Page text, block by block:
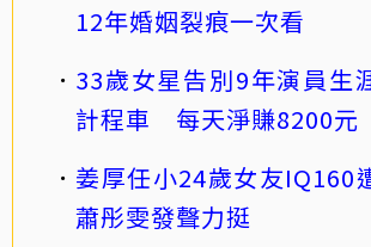
12年婚姻裂痕一次看
33歲女星告別9年演員生
計程車 每天淨賺8200元
姜厚任小24歲女友IQ160
蕭彤雯發聲力挺